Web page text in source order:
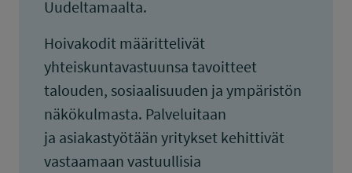
Uudeltamaalta.
Hoivakodit määrittelivät
yhteiskuntavastuunsa tavoitteet
talouden, sosiaalisuuden ja ympäristön
näkökulmasta. Palveluitaan
ja asiakastyötään yritykset kehittivät
vastaamaan vastuullisia